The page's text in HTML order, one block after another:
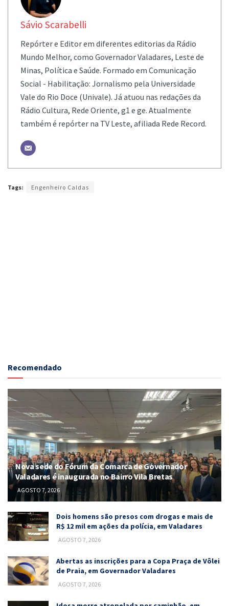
Sávio Scarabelli
Repórter e Editor em diferentes editorias da Rádio
Mundo Melhor, como Governador Valadares, Leste de
Minas, Política e Saúde. Formado em Comunicação
Social - Habilitação: Jornalismo pela Universidade
Vale do Rio Doce (Univale). Já atuou nas redações da
Rádio Cultura, Rede Oriente, g1 e ge. Atualmente
também é repórter na TV Leste, afiliada Rede Record.
Tags: Engenheiro Caldas
Recomendado
Nova sede do Fórum da Comarca de Governador
Valadares é inaugurada no Bairro Vila Bretas
AGOSTO 7, 2026
Dois homens são presos com drogas e mais de
R$ 12 mil em ações da polícia, em Valadares
AGOSTO 7, 2026
Abertas as inscrições para a Copa Praça de Vôlei
de Praia, em Governador Valadares
AGOSTO 7, 2026